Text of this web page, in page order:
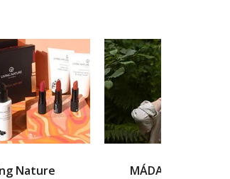
Nature
MÁDARA Organic